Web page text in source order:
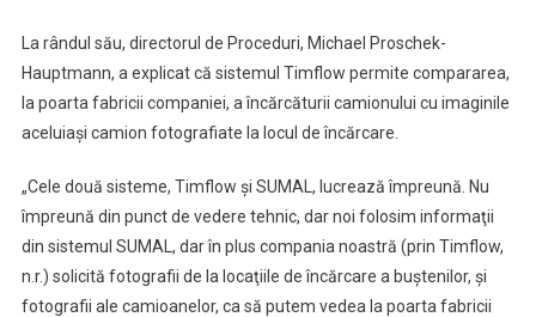
La rândul său, directorul de Proceduri, Michael Proschek-
Hauptmann, a explicat că sistemul Timflow permite compararea,
la poarta fabricii companiei, a încărcăturii camionului cu imaginile
aceluiaşi camion fotografiate la locul de încărcare.
„Cele două sisteme, Timflow şi SUMAL, lucrează împreună. Nu
împreună din punct de vedere tehnic, dar noi folosim informaţii
din sistemul SUMAL, dar în plus compania noastră (prin Timflow,
n.r.) solicită fotografii de la locaţiile de încărcare a buştenilor, şi
fotografii ale camioanelor, ca să putem vedea la poarta fabricii